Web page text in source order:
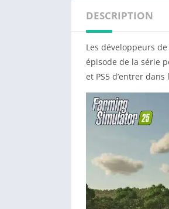
DESCRIPTION
Les développeurs
épisode de la série
et PS5 d’entrer